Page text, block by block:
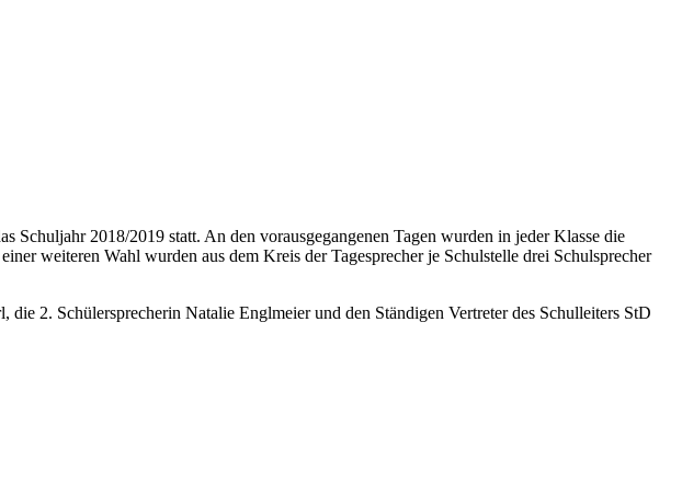
2018/2019 statt. An den vorausgegangenen Tagen wurden in jeder Klasse die
weiteren Wahl wurden aus dem Kreis der Tagesprecher je Schulstelle drei Schulsprecher
2. Schülersprecherin Natalie Englmeier und den Ständigen Vertreter des Schulleiters StD